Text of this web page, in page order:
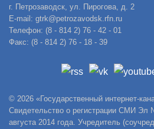
г. Петрозаводск, ул. Пирогова, д. 2
E-mail: gtrk@petrozavodsk.rfn.ru
Телефон: (8 - 814 2) 76 - 42 - 01
Факс: (8 - 814 2) 76 - 18 - 39
© 2026 «Государственный интернет-
Свидетельство о регистрации СМИ Эл
августа 2014 года. Учредитель